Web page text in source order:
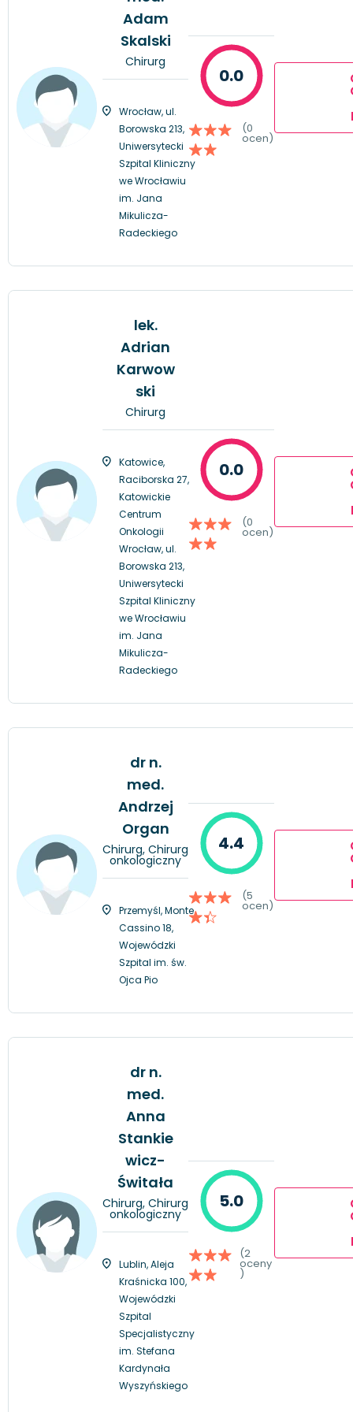
Adam
Skalski
Chirurg
Wrocław, ul.
Borowska 213,
Uniwersytecki
Szpital Kliniczny
we Wrocławiu
im. Jana
Mikulicza-
Radeckiego
0.0
(0
ocen)
lek.
Adrian
Karwow
ski
Chirurg
Katowice,
Raciborska 27,
Katowickie
Centrum
Onkologii
Wrocław, ul.
Borowska 213,
Uniwersytecki
Szpital Kliniczny
we Wrocławiu
im. Jana
Mikulicza-
Radeckiego
0.0
(0
ocen)
dr n.
med.
Andrzej
Organ
Chirurg, Chirurg
onkologiczny
Przemyśl, Monte
Cassino 18,
Wojewódzki
Szpital im. św.
Ojca Pio
4.4
(5
ocen)
dr n.
med.
Anna
Stankie
wicz-
Świtała
Chirurg, Chirurg
onkologiczny
Lublin, Aleja
Kraśnicka 100,
Wojewódzki
Szpital
Specjalistyczny
im. Stefana
Kardynała
Wyszyńskiego
5.0
(2
oceny
)